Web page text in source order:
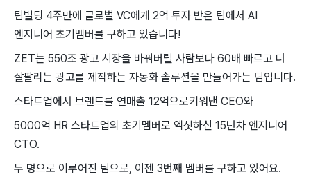
팀빌딩 4주만에 글로벌 VC에게 2억 투자 받은 팀에서 AI
엔지니어 초기멤버를 구하고 있습니다!
ZET는 550조 광고 시장을 바꿔버릴 사람보다 60배 빠르고 더
잘팔리는 광고를 제작하는 자동화 솔루션을 만들어가는 팀입니다.
스타트업에서 브랜드를 연매출 12억으로키워낸 CEO와
5000억 HR 스타트업의 초기멤버로 엑싯하신 15년차 엔지니어
CTO.
두 명으로 이루어진 팀으로, 이젠 3번째 멤버를 구하고 있어요.